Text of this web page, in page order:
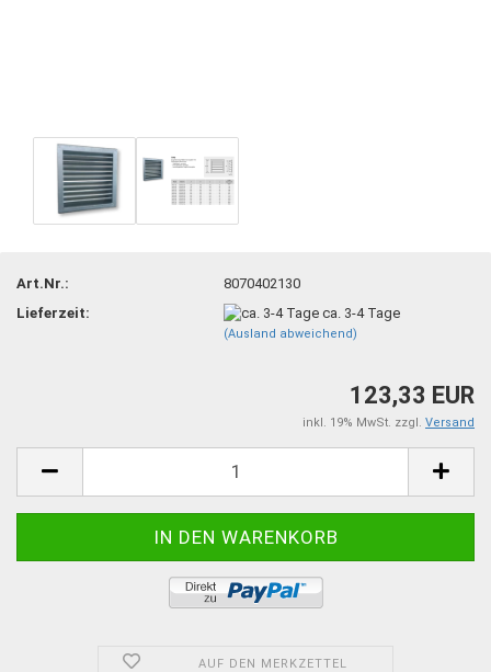
Art.Nr.:
8070402130
Lieferzeit:
ca. 3-4 Tage
(Ausland abweichend)
123,33 EUR
inkl. 19% MwSt. zzgl. Versand
AUF DEN MERKZETTEL